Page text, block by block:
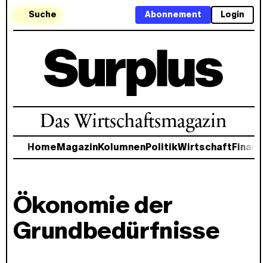
Suche Login
Abonnement
Das Wirtschaftsmagazin
Home MagazinKolumnenPolitikWirtschaft
Ökonomie der
Grundbedürfnisse